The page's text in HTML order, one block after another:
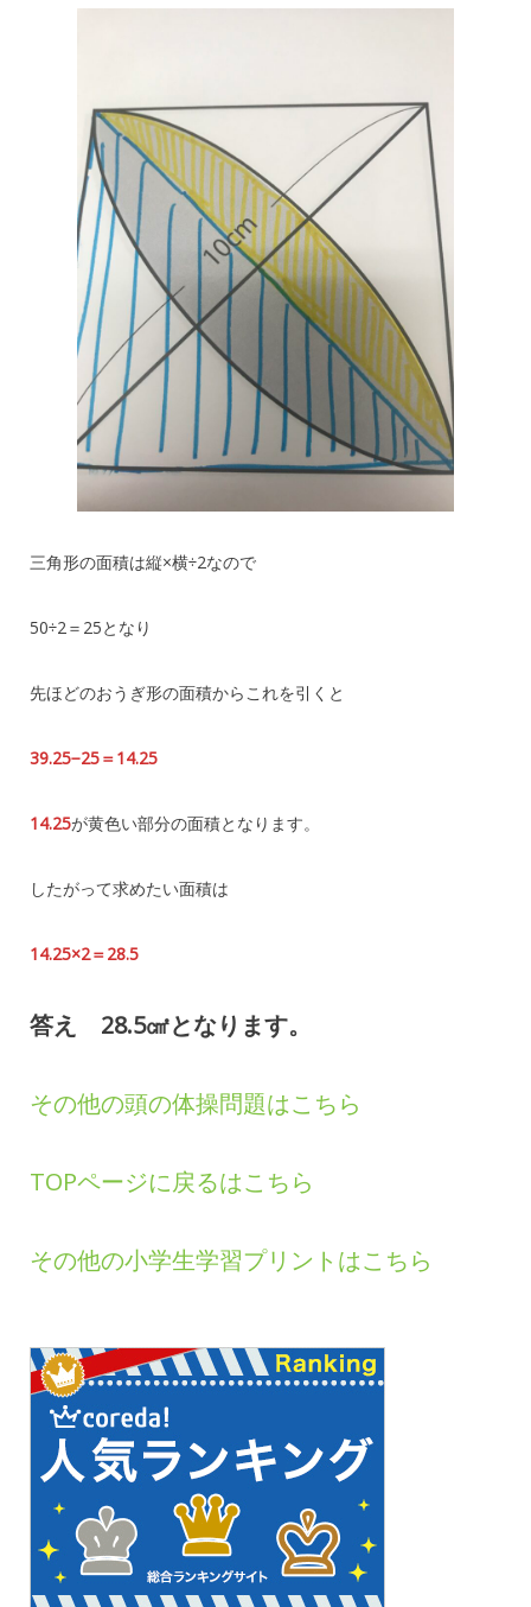
三角形の面積は縦×横÷2なので
50÷2＝25となり
先ほどのおうぎ形の面積からこれを引くと
39.25−25＝14.25
14.25が黄色い部分の面積となります。
したがって求めたい面積は
14.25×2＝28.5
答え 28.5㎠となります。
その他の頭の体操問題はこちら
TOPページに戻るはこちら
その他の小学生学習プリントはこちら